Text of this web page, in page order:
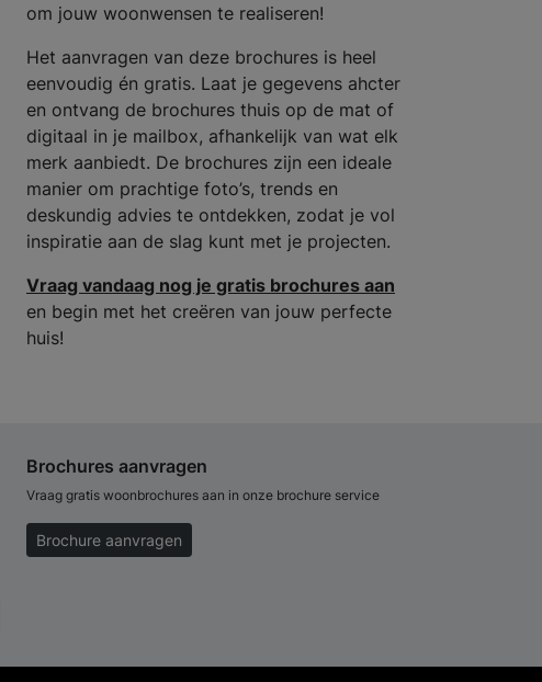
om jouw woonwensen te realiseren!
Het aanvragen van deze brochures is heel
eenvoudig én gratis. Laat je gegevens ahcter
en ontvang de brochures thuis op de mat of
digitaal in je mailbox, afhankelijk van wat elk
merk aanbiedt. De brochures zijn een ideale
manier om prachtige foto’s, trends en
deskundig advies te ontdekken, zodat je vol
inspiratie aan de slag kunt met je projecten.
Vraag vandaag nog je gratis brochures aan
en begin met het creëren van jouw perfecte
huis!
Brochures aanvragen
Vraag gratis woonbrochures aan in onze brochure service
Brochure aanvragen